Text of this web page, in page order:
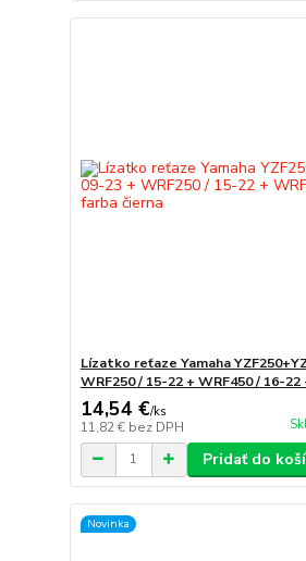
Lízatko reťaze Yamaha
WRF250 / 15-22 + WRF450 / 16-
14,54 €/ks
11,82 € bez DPH
Pridať do
Novinka